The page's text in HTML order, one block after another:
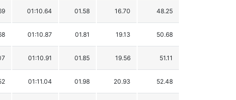
01:10.64 01.58 16.70 48.25
01:10.87 01.81 19.13 50.68
01:10.91 01.85 19.56 51.11
01:11.04 01.98 20.93 52.48